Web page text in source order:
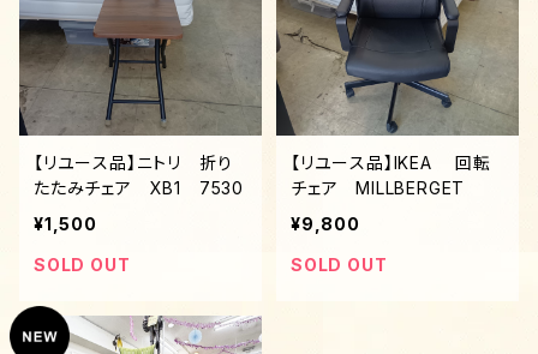
【リユース品】ニトリ 折り
たたみチェア XB1 7530
¥1,500
SOLD OUT
【リユース品】IKEA 回転
チェア MILLBERGET
¥9,800
SOLD OUT